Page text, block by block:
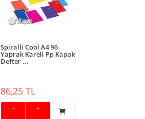
Spiralli Cool A4 96
Yaprak Kareli Pp Kapak
Defter ...
86,25 TL
− +